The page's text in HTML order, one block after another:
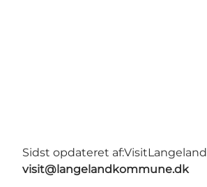
Sidst opdateret af:VisitLangeland
visit@langelandkommune.dk